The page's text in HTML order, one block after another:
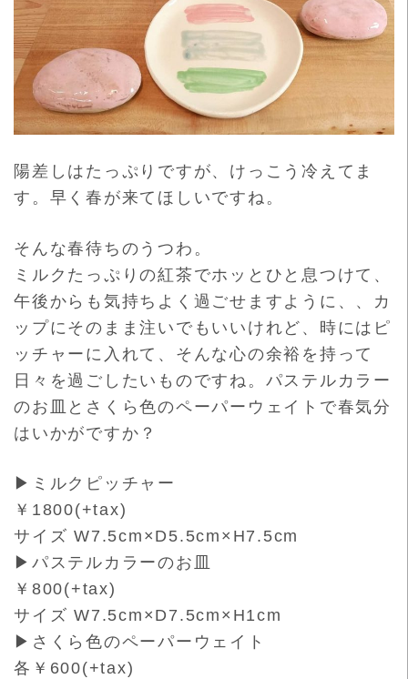
陽差しはたっぷりですが、けっこう冷えてま
す。早く春が来てほし いですね。
そんな春待ちのうつわ。
ミルクたっぷりの紅茶でホッとひと息つけて、
午後からも気持ちよ く過ごせますように、、カ
ップにそのまま注いでもいいけれど、時にはピ
ッチャーに入れて、そんな心の余裕を持って
日々を過ごした いものですね。パステルカラー
のお皿とさくら色のペーパーウェイ トで春気分
はいかがですか？
▶ミルクピッチャー
￥1800(+tax)
サイズ W7.5cm×D5.5cm×H7.5cm
▶パステルカラーのお皿
￥800(+tax)
サイズ W7.5cm×D7.5cm×H1cm
▶さくら色のペーパーウェイト
各￥600(+tax)